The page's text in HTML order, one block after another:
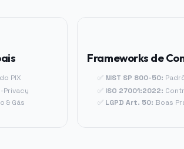
PIX
Privacy
& Gás
Frameworks de
✅ NIST SP 800-50:
✅ ISO 27001:2022:
✅ LGPD Art. 50: Boas